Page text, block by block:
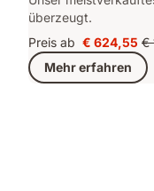
überzeugt.
Preis ab Preis
€ 624,55
€ 624,55
€
€
Mehr erfahren